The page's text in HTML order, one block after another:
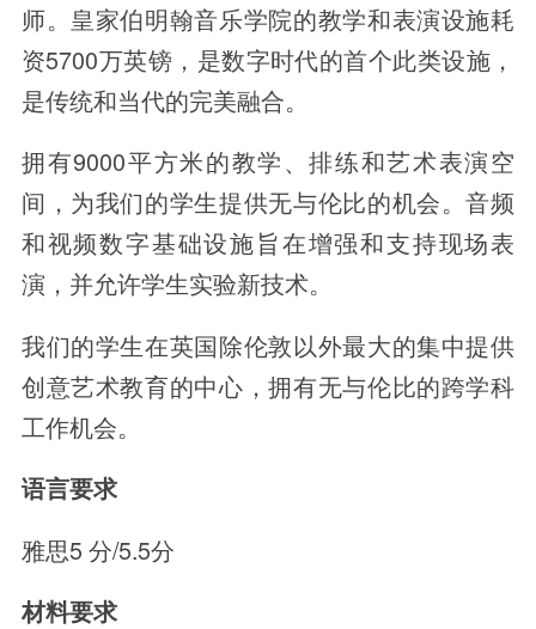
师。皇家伯明翰音乐学院的教学和表演设施耗
资5700万英镑，是数字时代的首个此类设施，
是传统和当代的完美融合。
拥有9000平方米的教学、排练和艺术表演空
间，为我们的学生提供无与伦比的机会。音频
和视频数字基础设施旨在增强和支持现场表
演，并允许学生实验新技术。
我们的学生在英国除伦敦以外最大的集中提供
创意艺术教育的中心，拥有无与伦比的跨学科
工作机会。
语言要求
雅思5 分/5.5分
材料要求